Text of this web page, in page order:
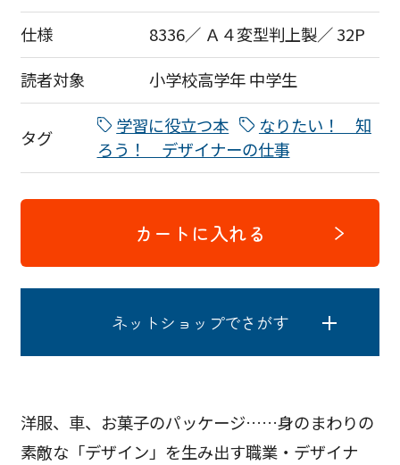
仕様
8336／ Ａ４変型判上製／ 32P
読者対象
小学校高学年中学生
タグ
学習に役立つ本
なりたい！ 知
ろう！ デザイナーの仕事
カートに入れる
ネットショップでさがす
洋服、車、お菓子のパッケージ……身のまわりの
素敵な「デザイン」を生み出す職業・デザイナ